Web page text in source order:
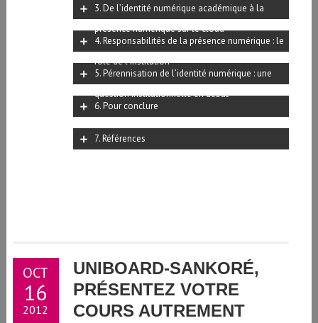
3. De l’identité numérique académique à la
4. Responsabilités de la présence numérique : le
5. Pérennisation de l’identité numérique : une
6. Pour conclure
7. Références
OCT
16
2012
UNIBOARD-SANKORÉ,
PRÉSENTEZ VOTRE
COURS AUTREMENT